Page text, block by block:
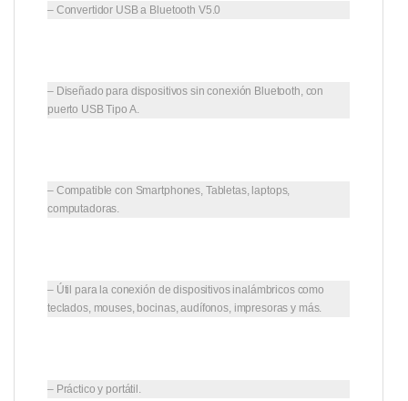
– Convertidor USB a Bluetooth V5.0
– Diseñado para dispositivos sin conexión Bluetooth, con
puerto USB Tipo A.
– Compatible con Smartphones, Tabletas, laptops,
computadoras.
– Útil para la conexión de dispositivos inalámbricos como
teclados, mouses, bocinas, audífonos, impresoras y más.
– Práctico y portátil.